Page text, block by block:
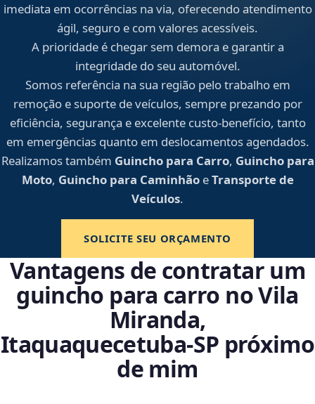
imediata em ocorrências na via, oferecendo atendimento
ágil, seguro e com valores acessíveis.
A prioridade é chegar sem demora e garantir a
integridade do seu automóvel.
Somos referência na sua região pelo trabalho em
remoção e suporte de veículos, sempre prezando por
eficiência, segurança e excelente custo-benefício, tanto
em emergências quanto em deslocamentos agendados.
Realizamos também Guincho para Carro, Guincho para
Moto, Guincho para CaminhãoeTransporte de
Veículos.
SOLICITE SEU ORÇAMENTO
Vantagens de contratar um
guincho para carro no Vila
Miranda,
Itaquaquecetuba‑SP próximo
de mim